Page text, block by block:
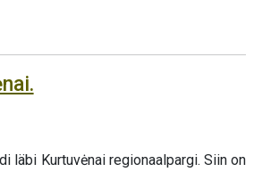
läbi Kurtuvėnai regionaalpargi. Siin on